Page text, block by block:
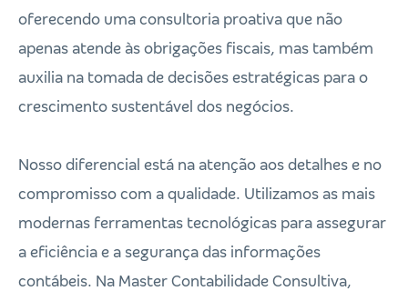
oferecendo uma consultoria proativa que não
apenas atende às obrigações fiscais, mas também
auxilia na tomada de decisões estratégicas para o
crescimento sustentável dos negócios.
Nosso diferencial está na atenção aos detalhes e no
compromisso com a qualidade. Utilizamos as mais
modernas ferramentas tecnológicas para assegurar
a eficiência e a segurança das informações
contábeis. Na Master Contabilidade Consultiva,